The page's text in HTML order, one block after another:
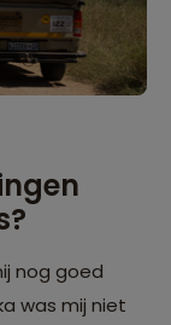
nog goed
was mij niet